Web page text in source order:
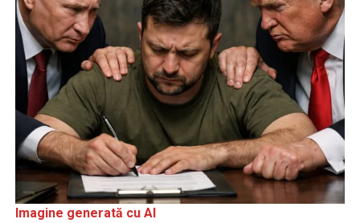
Imagine generată cu AI